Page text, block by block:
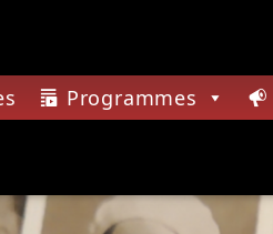
Programmes
PISTE ACTUELLE